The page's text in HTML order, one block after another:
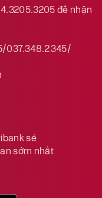
để nhận
037.348.2345/
sẽ
sớm nhất